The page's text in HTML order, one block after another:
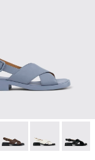
piel de ante
010 -
Dana - K201600-009
Dana -Dana